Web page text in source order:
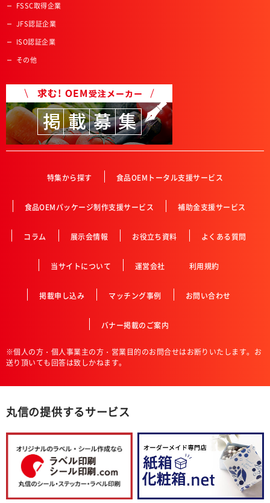
FSSC取得企業
JFS認証企業
ISO認証企業
その他
特集から探す 食品OEMトータル支援サービス
食品OEMパッケージ制作支援サービス 補助金支援サービス
コラム 展示会情報 お役立ち資料 よくある質問
当サイトについて 運営会社 利用規約
掲載申し込み マッチング事例 お問い合わせ
バナー掲載のご案内
※個人の方・個人事業主の方・営業目的のお問合せはお断りいたします。お
送り頂いても回答は致しかねます。
丸信の提供するサービス